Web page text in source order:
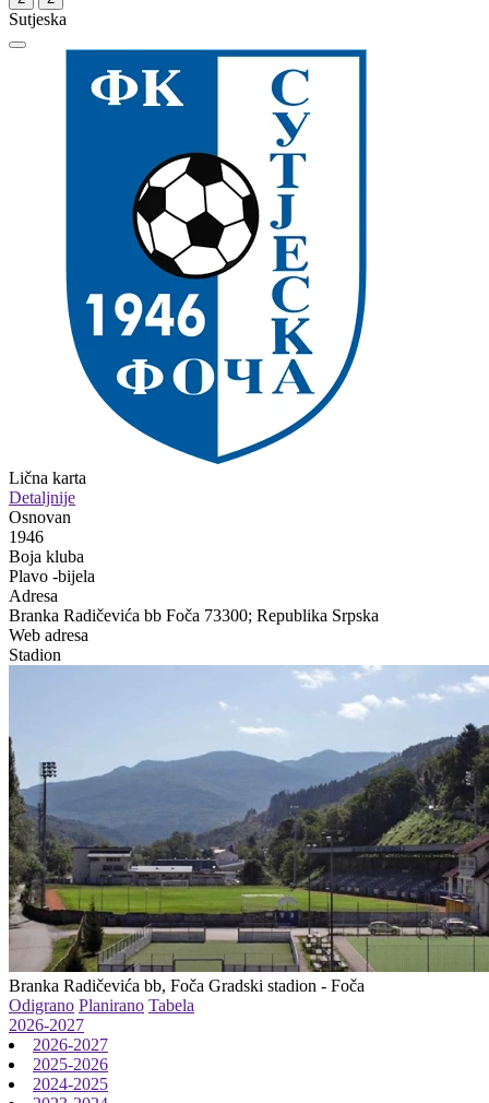
Sutjeska
Lična karta
Detaljnije
Osnovan
1946
Boja kluba
Plavo -bijela
Adresa
Branka Radičevića bb Foča 73300; Republika Srpska
Web adresa
Stadion
Branka Radičevića bb, Foča Gradski stadion - Foča
Odigrano Planirano Tabela
2026-2027
2026-2027
2025-2026
2024-2025